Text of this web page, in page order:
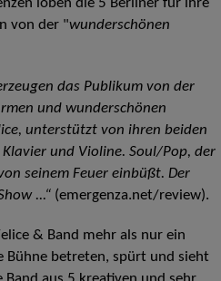
loben die 5 Berliner für ihre
von der "wunderschönen
das Publikum von der
und wunderschönen
unterstützt von ihren beiden
und Violine. Soul/Pop, der
seinem Feuer einbüßt. Der
...“ (emergenza.net/review).
& Band mehr als nur ein
Bühne betreten, spürt und sieht